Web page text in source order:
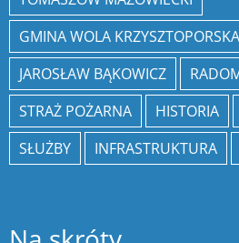
GMINA WOLA KRZYSZTOPORSKA
JAROSŁAW BĄKOWICZ
STRAŻ POŻARNA
HISTORIA
SŁUŻBY
INFRASTRUKTURA